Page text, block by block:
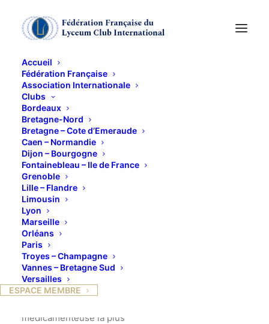
Accueil
Fédération Française
Association Internationale
Clubs
Bordeaux
Bretagne-Nord
Bretagne – Cote d’Emeraude
Caen – Normandie
Dijon – Bourgogne
Fontainebleau – Ile de France
Grenoble
Lille – Flandre
Limousin
Lyon
Marseille
Orléans
Paris
Troyes – Champagne
Vannes – Bretagne Sud
Versailles
ESPACE MEMBRE
Activités physiques et
cancer
24 NOVEMBRE 2017
A-Xavier Bigard, professeur agrégé au Val-de-Grâce,
est venu nous rappeler, à la Table ronde, les
bienfaits du sport sur la santé et ses effets
bénéfiques sur certains cancers.
médicamenteuse la plus